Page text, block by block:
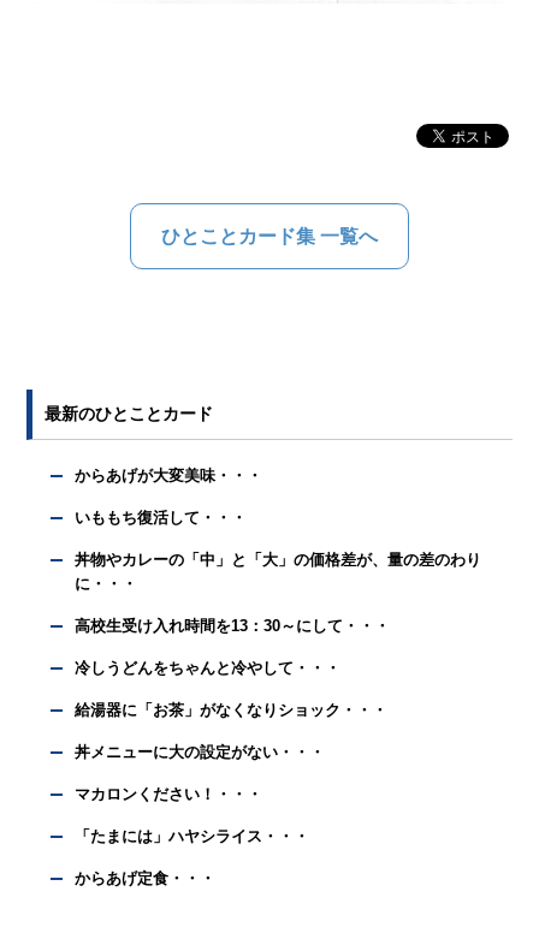
ひとことカード集 一覧へ
最新のひとことカード
からあげが大変美味・・・
いももち復活して・・・
丼物やカレーの「中」と「大」の価格差が、量の差のわり
に・・・
高校生受け入れ時間を13：30～にして・・・
冷しうどんをちゃんと冷やして・・・
給湯器に「お茶」がなくなりショック・・・
丼メニューに大の設定がない・・・
マカロンください！・・・
「たまには」ハヤシライス・・・
からあげ定食・・・